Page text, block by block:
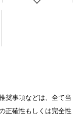
奨事項などは、全て当
正確性もしくは完全性